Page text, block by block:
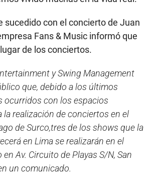
sucedido con el concierto de Juan
Fans & Music informó que
de los conciertos.
y Swing Management
que, debido a los últimos
ocurridos con los espacios
la realización de conciertos en el
de Surco,tres de los shows que la
en Lima se realizarán en el
Av. Circuito de Playas S/N, San
un comunicado.